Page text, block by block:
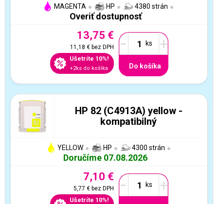
MAGENTA HP 4380 strán
Overiť dostupnosť
13,75 €
11,18 €bez DPH
Ušetríte 10%!
+2ks do košíka
- +
Do košíka
HP 82 (C4913A) yellow -
kompatibilný
YELLOW HP 4300 strán
Doručíme 07.08.2026
7,10 €
5,77 €bez DPH
Ušetríte 10%!
- +